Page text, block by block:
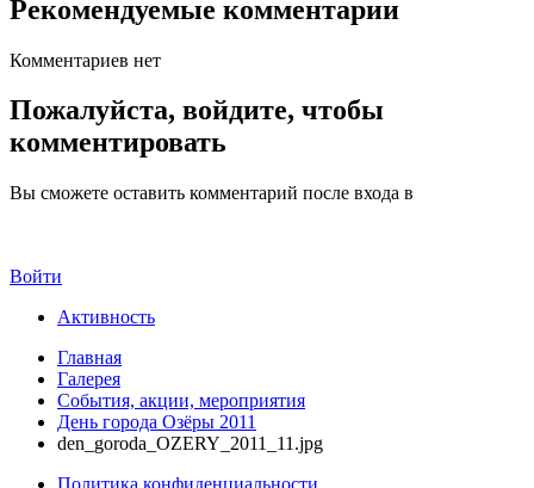
Рекомендуемые комментарии
Комментариев нет
Пожалуйста, войдите, чтобы
комментировать
Вы сможете оставить комментарий после входа в
Войти
Активность
Главная
Галерея
События, акции, мероприятия
День города Озёры 2011
den_goroda_OZERY_2011_11.jpg